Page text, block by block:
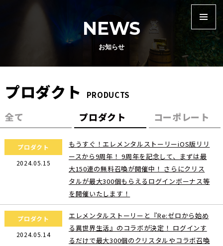
NEWS
お知らせ
プロダクト PRODUCTS
全て プロダクト コーポレート
プロダクト
2024.05.15
もうすぐ！エレメンタルストーリーiOS版リリ
ースから9周年！ 9周年を記念して、まずは最
大150連の無料召喚が開催中！ さらにクリス
タルが最大300個もらえるログインボーナス等
を開催いたします！
プロダクト
2024.05.14
エレメンタルストーリーと『Re:ゼロから始め
る異世界生活』のコラボが決定！ ログインす
るだけで最大300個のクリスタルやコラボ召喚